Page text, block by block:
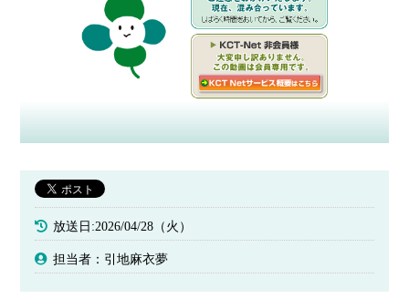
放送日:2026/04/28（火）
担当者：引地麻衣夢